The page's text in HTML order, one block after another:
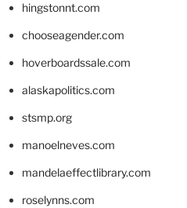
hingstonnt.com
chooseagender.com
hoverboardssale.com
alaskapolitics.com
stsmp.org
manoelneves.com
mandelaeffectlibrary.com
roselynns.com